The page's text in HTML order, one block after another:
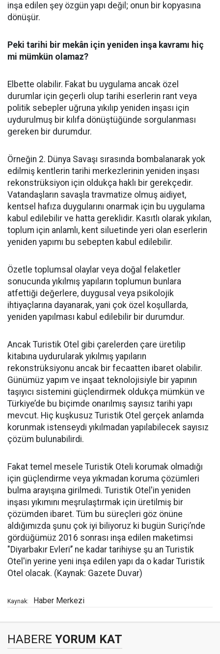
inşa edilen şey özgün yapı değil; onun bir kopyasına
dönüşür.
Peki tarihi bir mekân için yeniden inşa kavramı hiç
mi mümkün olamaz?
Elbette olabilir. Fakat bu uygulama ancak özel
durumlar için geçerli olup tarihi eserlerin rant veya
politik sebepler uğruna yıkılıp yeniden inşası için
uydurulmuş bir kılıfa dönüştüğünde sorgulanması
gereken bir durumdur.
Örneğin 2. Dünya Savaşı sırasında bombalanarak yok
edilmiş kentlerin tarihi merkezlerinin yeniden inşası
rekonstrüksiyon için oldukça haklı bir gerekçedir.
Vatandaşların savaşla travmatize olmuş aidiyet,
kentsel hafıza duygularını onarmak için bu uygulama
kabul edilebilir ve hatta gereklidir. Kasıtlı olarak yıkılan,
toplum için anlamlı, kent siluetinde yeri olan eserlerin
yeniden yapımı bu sebepten kabul edilebilir.
Özetle toplumsal olaylar veya doğal felaketler
sonucunda yıkılmış yapıların toplumun bunlara
atfettiği değerlere, duygusal veya psikolojik
ihtiyaçlarına dayanarak, yani çok özel koşullarda,
yeniden yapılması kabul edilebilir bir durumdur.
Ancak Turistik Otel gibi çarelerden çare üretilip
kitabına uydurularak yıkılmış yapıların
rekonstrüksiyonu ancak bir fecaatten ibaret olabilir.
Günümüz yapım ve inşaat teknolojisiyle bir yapının
taşıyıcı sistemini güçlendirmek oldukça mümkün ve
Türkiye’de bu biçimde onarılmış sayısız tarihi yapı
mevcut. Hiç kuşkusuz Turistik Otel gerçek anlamda
korunmak istenseydi yıkılmadan yapılabilecek sayısız
çözüm bulunabilirdi.
Fakat temel mesele Turistik Oteli korumak olmadığı
için güçlendirme veya yıkmadan koruma çözümleri
bulma arayışına girilmedi. Turistik Otel'in yeniden
inşası yıkımını meşrulaştırmak için üretilmiş bir
çözümden ibaret. Tüm bu süreçleri göz önüne
aldığımızda şunu çok iyi biliyoruz ki bugün Suriçi’nde
gördüğümüz 2016 sonrası inşa edilen maketimsi
"Diyarbakır Evleri’’ ne kadar tarihiyse şu an Turistik
Otel'in yerine yeni inşa edilen yapı da o kadar Turistik
Otel olacak. (Kaynak: Gazete Duvar)
Kaynak: Haber Merkezi
HABERE YORUM KAT